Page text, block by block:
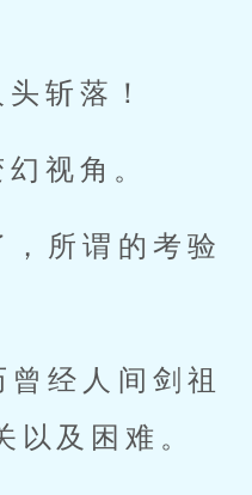
斩落！
视角。
所谓的考验
经人间剑祖
以及困难。